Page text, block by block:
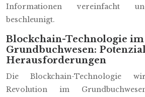
Informationen vereinfacht
beschleunigt.
Blockchain-Technologie im
Grundbuchwesen:
Herausforderungen
Die Blockchain-Technologie
Revolution im